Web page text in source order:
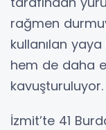
rağmen
kullanılan
hem de daha
kavuşturuluyor.
İzmit’te 41